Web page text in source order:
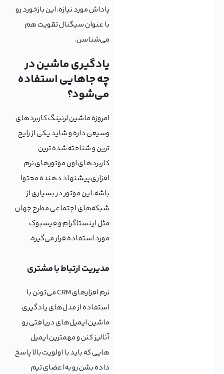
پاداش مورد نیازه. این بازخورد رو
با عنوان سیگنال تقویت هم
می‌شناسن.
یادگیری ماشین در
چه جاهایی استفاده
می‌شود؟
امروزه ماشین لرنینگ کاربردهای
وسیعی داره و شاید یکی از رایج
ترین و شناخته شده ترین
کاربردهای اون موتورهای نرم
افزاری پیشنهاد دهنده محتوا
باشه. این موتور در بسیاری از
شبکه‌های اجتماعی مطرح جهان
مثل اینستاگرام و فیسبوک
مورد استفاده قرار می‌گیره.
مدیریت ارتباط با مشتری
نرم افزارهای CRM می‌تونن با
استفاده از مدل‌های یادگیری
ماشین ایمیل‌های دریافتی رو
آنالیز کنن و مهمترین ایمیل
هایی که باید با اولویت بالا پاسخ
داده بشن رو به اعضای تیم